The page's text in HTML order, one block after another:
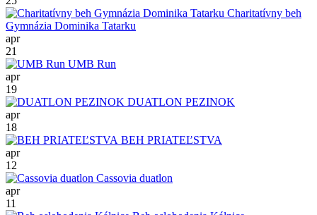
Charitatívny beh
Gymnázia Dominika Tatarku
apr
21
UMB Run
apr
19
DUATLON PEZINOK
apr
18
BEH PRIATEĽSTVA
apr
12
Cassovia duatlon
apr
11